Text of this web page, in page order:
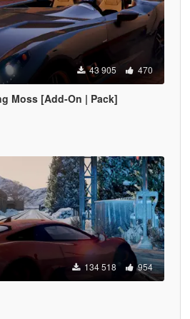
43 905 470
Moss [Add-On | Pack]
134 518 954